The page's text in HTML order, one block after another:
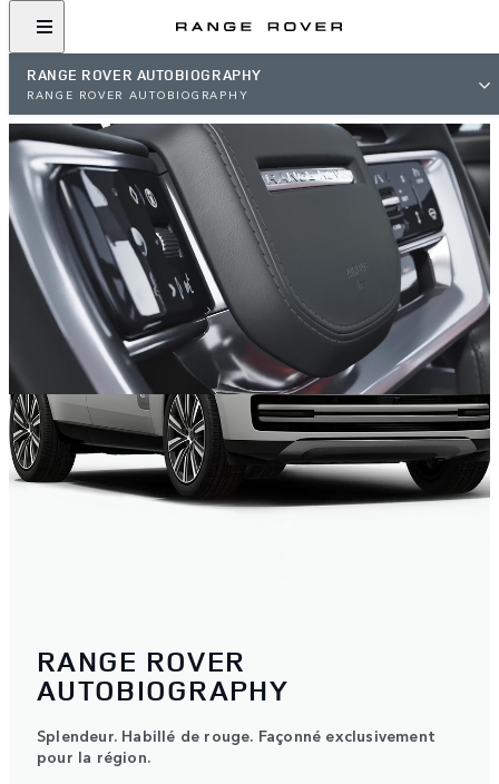
RANGE ROVER AUTOBIOGRAPHY
RANGE ROVER AUTOBIOGRAPHY
RANGE ROVER
AUTOBIOGRAPHY
Splendeur. Habillé de rouge. Façonné exclusivement
pour la région.